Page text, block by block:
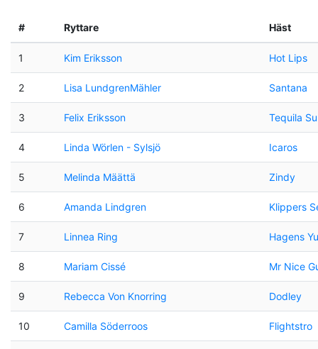
# Ryttare Häst
1 Kim Eriksson Hot Lips
2 Lisa LundgrenMähler Santana
3 Felix Eriksson Tequila
4 Linda Wörlen - Sylsjö Icaros
5 Melinda Määttä Zindy
6 Amanda Lindgren Klippers
7 Linnea Ring Hagens
8 Mariam Cissé Mr Nice
9 Rebecca Von Knorring Dodley
10 Camilla Söderroos Flightstro